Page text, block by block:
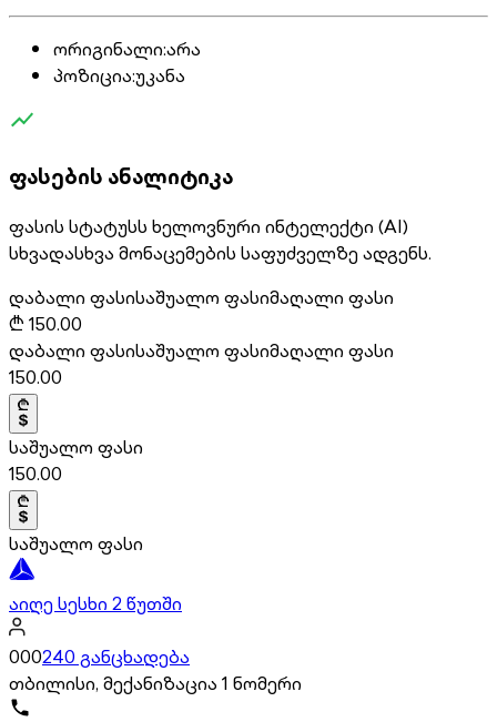
ორიგინალი:არა
პოზიცია:უკანა
ფასების ანალიტიკა
ფასის სტატუსს ხელოვნური ინტელექტი (AI)
სხვადასხვა მონაცემების საფუძველზე ადგენს.
დაბალი ფასისაშუალო ფასიმაღალი ფასი
₾ 150.00
დაბალი ფასისაშუალო ფასიმაღალი ფასი
150.00
საშუალო ფასი
150.00
საშუალო ფასი
აიღე სესხი 2 წუთში
000240 განცხადება
თბილისი, მექანიზაცია 1 ნომერი